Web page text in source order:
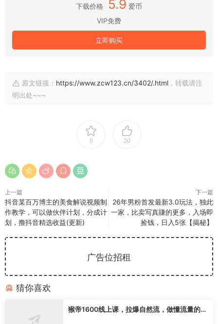
下载价格 5.9 爱币
VIP免费
立即购买
原文链接： https://www.zcw123.cn/3402/.html ，转载请注
明出处~~~
0 20
上一篇
抖音某百万博主的美食解说视频制
作教学，可以做伙伴计划，分成计
划，撸抖音精选收益(更新)
下一篇
26年男粉首发最新3.0玩法，独此
一家，比卖写真賺的更多，入场即
捡钱，日入5张【揭秘】
广告位招租
猜你喜欢
猴帝1600线上课，拉爆自然流，做懂流量的主